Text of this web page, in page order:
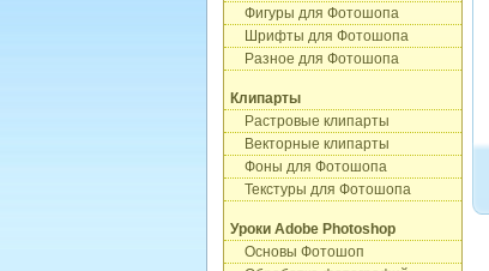
Фигуры для Фотошопа
Шрифты для Фотошопа
Разное для Фотошопа
Клипарты
Растровые клипарты
Векторные клипарты
Фоны для Фотошопа
Текстуры для Фотошопа
Уроки Adobe Photoshop
Основы Фотошоп